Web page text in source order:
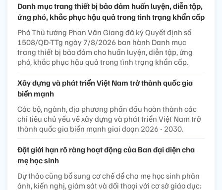
Danh mục trang thiết bị bảo đảm huấn luyện, diễn tập,
ứng phó, khắc phục hậu quả trong tình trạng khẩn cấp
Phó Thủ tướng Phan Văn Giang đã ký Quyết định số
1508/QĐ-TTg ngày 7/8/2026 ban hành Danh mục
trang thiết bị bảo đảm cho huấn luyện, diễn tập, ứng
phó, khắc phục hậu quả trong tình trạng khẩn cấp.
Xây dựng và phát triển Việt Nam trở thành quốc gia
biển mạnh
Các bộ, ngành, địa phương phấn đấu hoàn thành các
chỉ tiêu chủ yếu về xây dựng và phát triển Việt Nam trở
thành quốc gia biển mạnh giai đoạn 2026 - 2030.
Đặt giới hạn rõ ràng hoạt động của Ban đại diện cha
mẹ học sinh
Dự thảo cũng bổ sung cơ chế để cha mẹ học sinh phản
ánh, kiến nghị, giám sát và đối thoại với cơ sở giáo dục;